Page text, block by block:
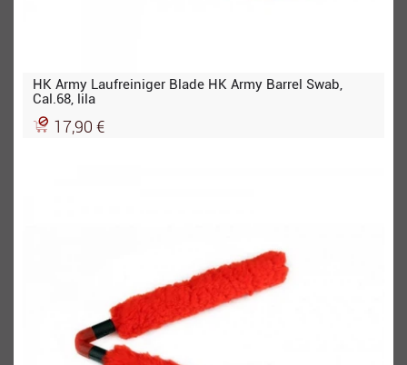
HK Army Laufreiniger Blade HK Army Barrel Swab,
Cal.68, lila
17,90 €